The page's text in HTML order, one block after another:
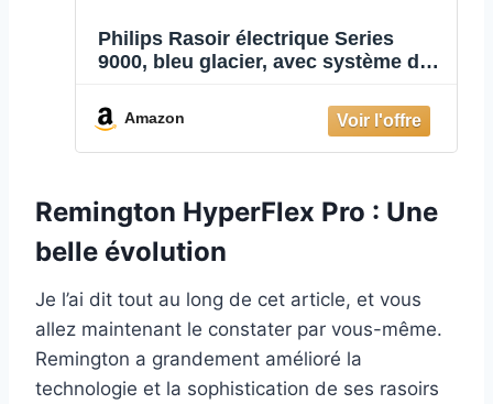
Philips Rasoir électrique Series
9000, bleu glacier, avec système de
SkinIQ, tondeuse escamotable,
stylet à barbe et socle de
chargement. (modèle S9982/59)
Amazon
Remington HyperFlex Pro : Une
belle évolution
Je l’ai dit tout au long de cet article, et vous
allez maintenant le constater par vous-même.
Remington a grandement amélioré la
technologie et la sophistication de ses rasoirs